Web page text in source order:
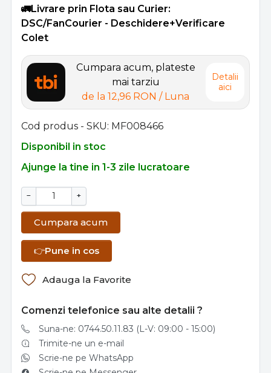
🚛Livrare prin Flota sau Curier:
DSC/FanCourier - Deschidere+Verificare
Colet
Cumpara acum, plateste
mai tarziu
de la 12,96 RON / Luna
Detalii
aici
Cod produs - SKU
MF008466
Disponibil in stoc
Ajunge la tine in 1-3 zile lucratoare
− +
Cumpara acum
👉Pune in cos
Adauga la Favorite
Comenzi telefonice sau alte detalii ?
Suna-ne: 0744.50.11.83 (L-V: 09:00 - 15:00)
Trimite-ne un e-mail
Scrie-ne pe WhatsApp